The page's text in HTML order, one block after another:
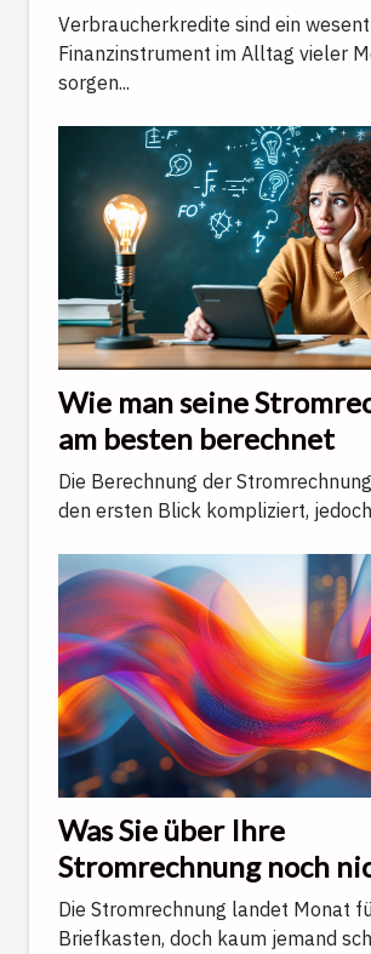
Verbraucherkredite sind ein
Finanzinstrument im Alltag vieler
sorgen...
Wie man seine
am besten berechnet
Die Berechnung der
den ersten Blick kompliziert, jedoch
Was Sie über Ihre
Stromrechnung noch
wussten
Die Stromrechnung landet Monat
Briefkasten, doch kaum jemand